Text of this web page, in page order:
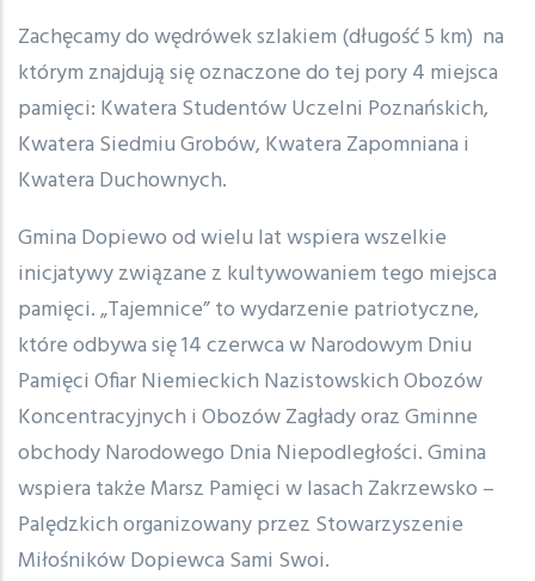
Zachęcamy do wędrówek szlakiem (długość 5 km) na
którym znajdują się oznaczone do tej pory 4 miejsca
pamięci: Kwatera Studentów Uczelni Poznańskich,
Kwatera Siedmiu Grobów, Kwatera Zapomniana i
Kwatera Duchownych.
Gmina Dopiewo od wielu lat wspiera wszelkie
inicjatywy związane z kultywowaniem tego miejsca
pamięci. „Tajemnice” to wydarzenie patriotyczne,
które odbywa się 14 czerwca w Narodowym Dniu
Pamięci Ofiar Niemieckich Nazistowskich Obozów
Koncentracyjnych i Obozów Zagłady oraz Gminne
obchody Narodowego Dnia Niepodległości. Gmina
wspiera także Marsz Pamięci w lasach Zakrzewsko –
Palędzkich organizowany przez Stowarzyszenie
Miłośników Dopiewca Sami Swoi.